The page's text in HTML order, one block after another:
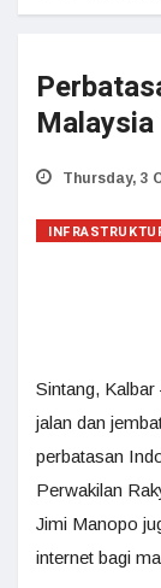
Thursday, 3
Sintang, Kalbar
jalan dan
perbatasan
Perwakilan
Jimi Manopo
internet bagi